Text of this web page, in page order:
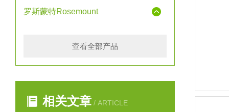
罗斯蒙特Rosemount
查看全部产品
相关文章 / ARTICLE